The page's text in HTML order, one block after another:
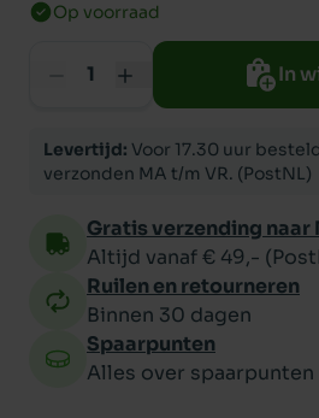
Op voorraad
In
Levertijd: Voor 17.30 uur
verzonden MA t/m VR. (PostNL)
Gratis verzending naar
Altijd vanaf € 49,-
Ruilen en retourneren
Binnen 30 dagen
Spaarpunten
Alles over spaarpunten